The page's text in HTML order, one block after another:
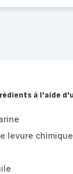
à l'aide
levure chimique